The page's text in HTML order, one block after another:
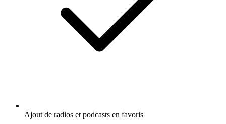
Ajout de radios et podcasts en favoris